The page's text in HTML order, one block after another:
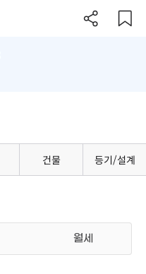
6,300만
45m²
건물 등기/설계
월세